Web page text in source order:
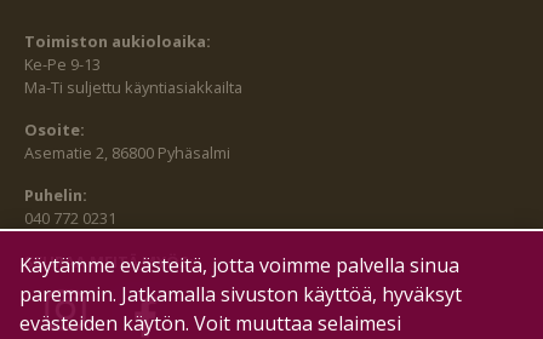
Toimiston aukioloaika:
Ke-Pe 9-13
Ma-Ti suljettu käyntiasiakkailta
Osoite:
Asematie 2, 86800 Pyhäsalmi
Puhelin:
040 772 0231
SEURAA MEITÄ MYÖS:
Käytämme evästeitä, jotta voimme palvella sinua
paremmin. Jatkamalla sivuston käyttöä, hyväksyt
evästeiden käytön. Voit muuttaa selaimesi